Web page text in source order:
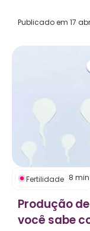
Publicado em 17
Fertilidade 8 min
Produção
você sabe